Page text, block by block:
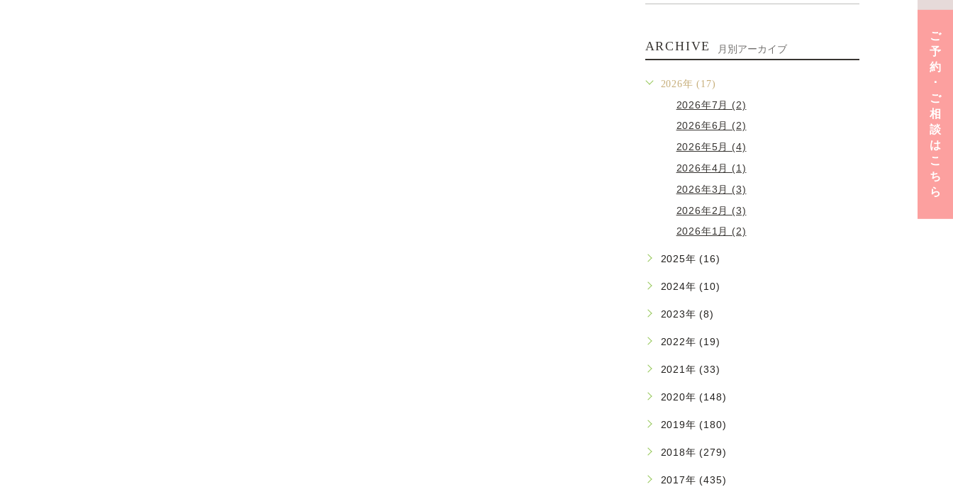
ご
予
約
･
ご
相
談
は
こ
ち
ら
ARCHIVE 月別アーカイブ
2026年 (17)
2026年7月 (2)
2026年6月 (2)
2026年5月 (4)
2026年4月 (1)
2026年3月 (3)
2026年2月 (3)
2026年1月 (2)
2025年 (16)
2024年 (10)
2023年 (8)
2022年 (19)
2021年 (33)
2020年 (148)
2019年 (180)
2018年 (279)
2017年 (435)